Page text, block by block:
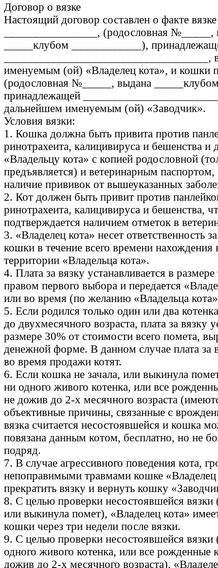
Договор о вязке
Настоящий договор составлен о факте
________________, (родословная №_____,
_____клубом ____________),
___________________________________,
именуемым (ой) «Владелец кота», и кошки
(родословная №_____, выдана
принадлежащей
дальнейшем именуемым (ой) «Заводчик».
Условия вязки:
1. Кошка должна быть привита против
ринотрахеита, калицивируса и бешенства и
«Владельцу кота» с копией родословной
предъявляется) и ветеринарным
наличие прививок от вышеуказанных
2. Кот должен быть привит против
ринотрахеита, калицивируса и бешенства,
подтверждается наличием отметок в
3. «Владелец кота» несет ответственность
кошки в течение всего времени нахождения
территории «Владельца кота».
4. Плата за вязку устанавливается в
правом первого выбора и передается
или во время (по желанию «Владельца
5. Если родился только один или два
до двухмесячного возраста, плата за вязку
размере 30% от стоимости всего помета,
денежной форме. В данном случае плата за
во время продажи котят.
6. Если кошка не зачала, или выкинула
ни одного живого котенка, или все
не дожив до 2-х месячного возраста
объективные причины, связанные с
вязка считается несостоявшейся и кошка
повязана данным котом, бесплатно, но не
подряд.
7. В случае агрессивного поведения кота,
непоправимыми травмами кошке «Владелец
прекратить вязку и вернуть кошку
8. С целью проверки несостоявшейся вязки
или выкинула помет), «Владелец кота»
кошки через три недели после вязки.
9. С целью проверки несостоявшейся вязки
одного живого котенка, или все рожденные
дожив до 2-х месячного возраста),